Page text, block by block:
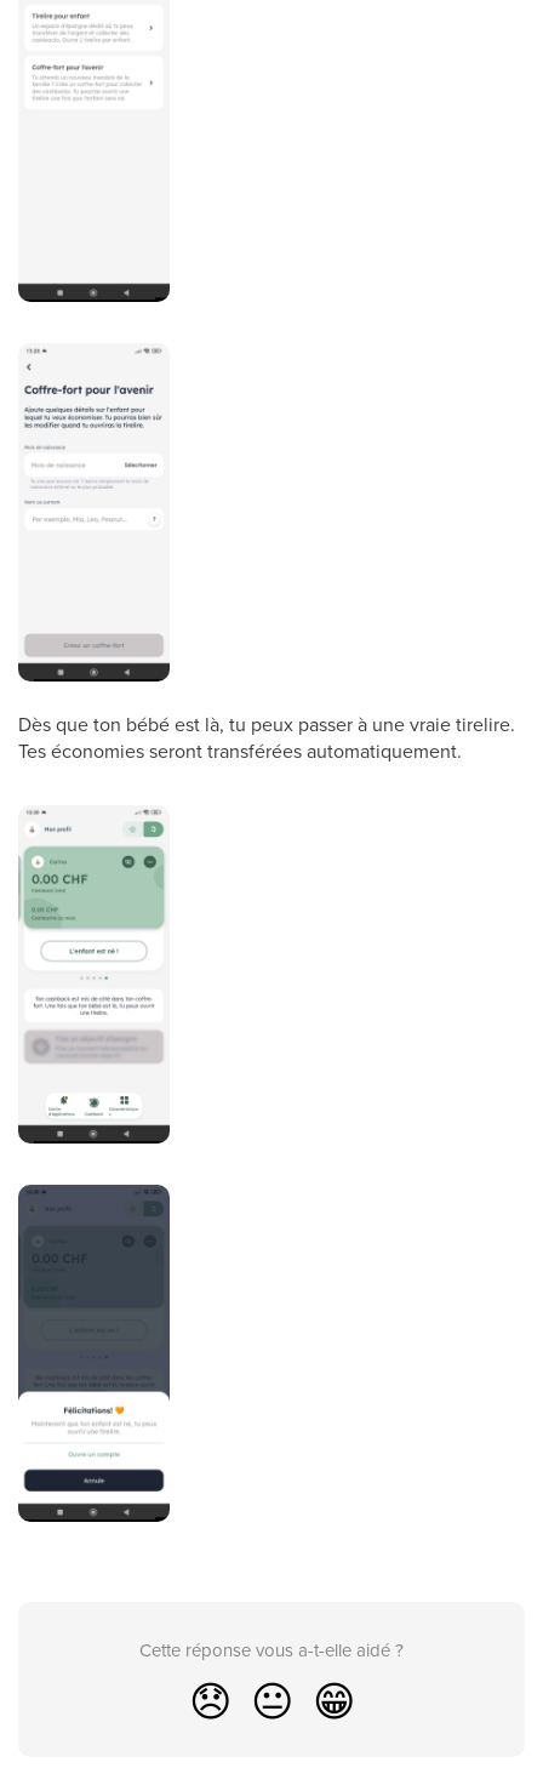
Dès que ton bébé est là, tu peux passer à une vraie tirelire.
Tes économies seront transférées automatiquement.
Cette réponse vous a-t-elle aidé ?
😞 😐 😁